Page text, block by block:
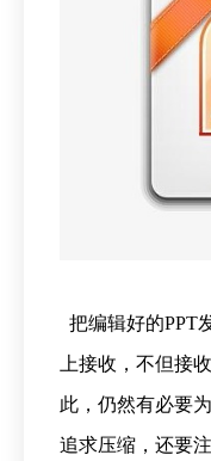
把编辑好的PPT
上接收，不但接
此，仍然有必要
追求压缩，还要